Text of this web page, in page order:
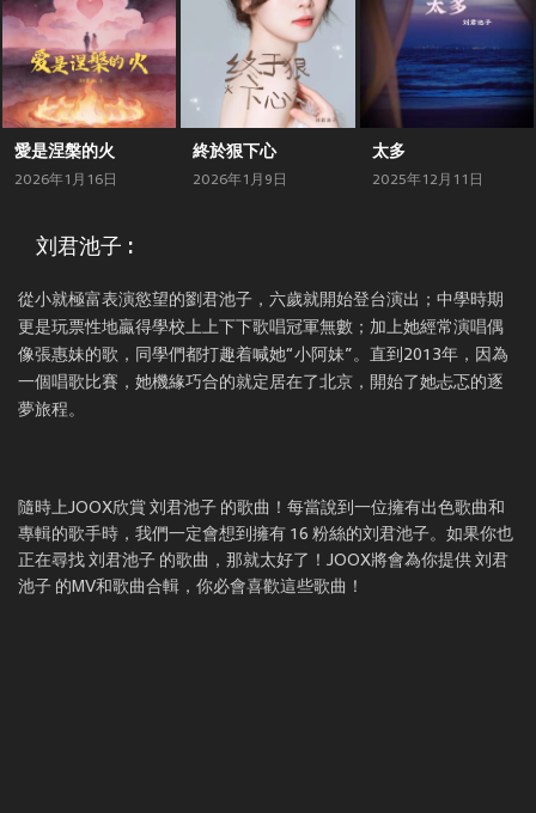
愛是涅槃的火
2026年1月16日
終於狠下心
2026年1月9日
太多
2025年12月11日
刘君池子 :
從小就極富表演慾望的劉君池子，六歲就開始登台演出；中學時期
更是玩票性地贏得學校上上下下歌唱冠軍無數；加上她經常演唱偶
像張惠妹的歌，同學們都打趣着喊她“小阿妹”。直到2013年，因為
一個唱歌比賽，她機緣巧合的就定居在了北京，開始了她忐忑的逐
夢旅程。
隨時上JOOX欣賞 刘君池子 的歌曲！每當說到一位擁有出色歌曲和
專輯的歌手時，我們一定會想到擁有 16 粉絲的刘君池子。如果你也
正在尋找 刘君池子 的歌曲，那就太好了！JOOX將會為你提供 刘君
池子 的MV和歌曲合輯，你必會喜歡這些歌曲！